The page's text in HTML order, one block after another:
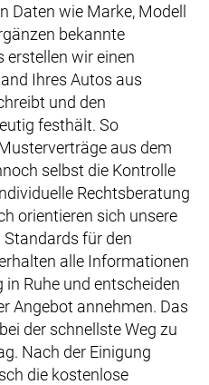
Daten wie Marke, Modell
bekannte
erstellen wir einen
Ihres Autos aus
und den
festhält. So
aus dem
selbst die Kontrolle
Rechtsberatung
orientieren sich unsere
für den
alle Informationen
Ruhe und entscheiden
Angebot annehmen. Das
der schnellste Weg zu
Nach der Einigung
die kostenlose